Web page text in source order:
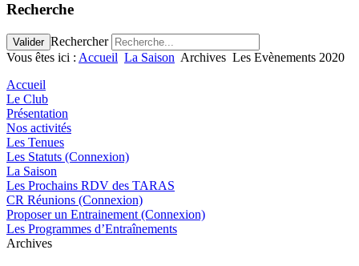
Recherche
Valider Rechercher
Vous êtes ici : Accueil La Saison Archives Les Evènements 2020
Accueil
Le Club
Présentation
Nos activités
Les Tenues
Les Statuts (Connexion)
La Saison
Les Prochains RDV des TARAS
CR Réunions (Connexion)
Proposer un Entrainement (Connexion)
Les Programmes d’Entraînements
Archives